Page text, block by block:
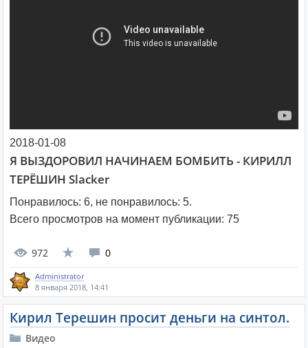
2018-01-08
Я ВЫЗДОРОВИЛ НАЧИНАЕМ БОМБИТЬ - КИРИЛЛ
ТЕРЁШИН Slacker
Понравилось: 6, не понравилось: 5.
Всего просмотров на момент публикации: 75
972 0
Administrator
8 января 2018, 14:41
Кирил Терешин просит деньги на синтол.
Видео